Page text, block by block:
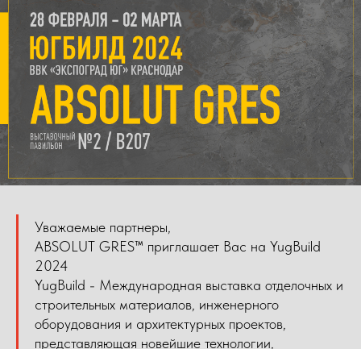
Уважаемые партнеры,
ABSOLUT GRES™ приглашает Вас на YugBuild
2024
YugBuild - Международная выставка отделочных и
строительных материалов, инженерного
оборудования и архитектурных проектов,
представляющая новейшие технологии,